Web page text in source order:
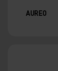
AUREO